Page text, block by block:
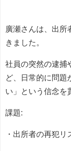
廣瀬さんは、出所
きました。
社員の突然の逮捕
ど、日常的に問題
い」という信念を
課題:
・出所者の再犯リ